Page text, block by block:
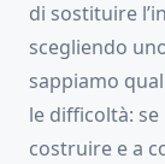
di sostituire
scegliendo
sappiamo
le difficoltà: se
costruire e a